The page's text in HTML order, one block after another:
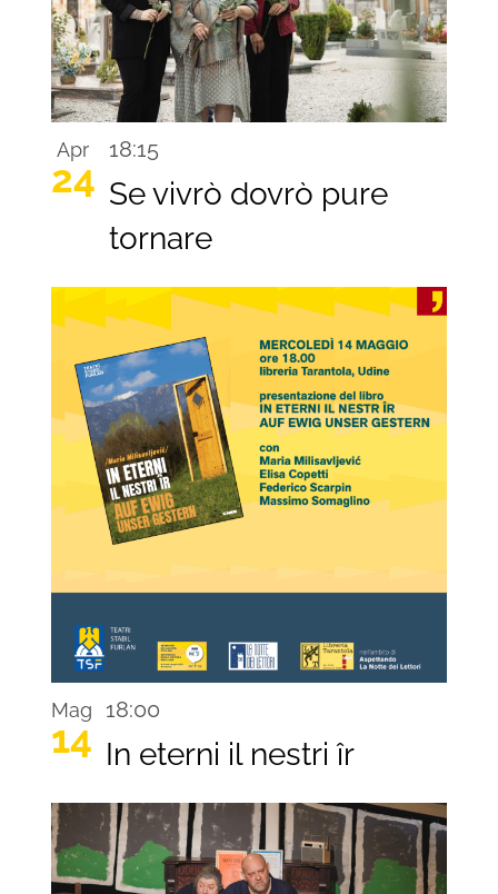
Apr
24
18:15
Se vivrò dovrò pure
tornare
Mag
14
18:00
In eterni il nestri îr